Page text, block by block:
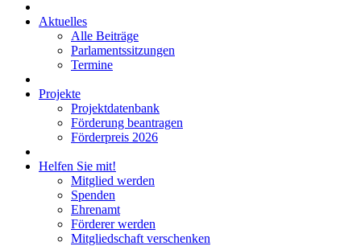
Aktuelles
Alle Beiträge
Parlamentssitzungen
Termine
Projekte
Projektdatenbank
Förderung beantragen
Förderpreis 2026
Helfen Sie mit!
Mitglied werden
Spenden
Ehrenamt
Förderer werden
Mitgliedschaft verschenken